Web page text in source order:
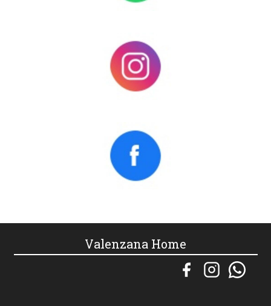
Valenzana Home